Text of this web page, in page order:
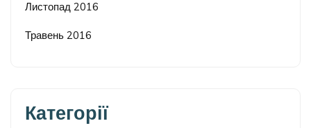
Листопад 2016
Травень 2016
Категорії